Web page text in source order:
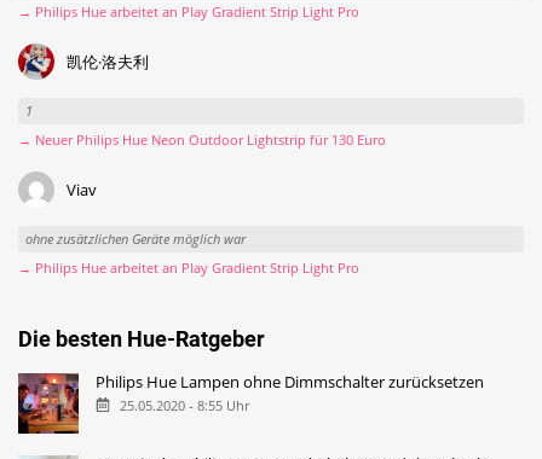
→ Philips Hue arbeitet an Play Gradient Strip Light Pro
凯伦·洛夫利
1
→ Neuer Philips Hue Neon Outdoor Lightstrip für 130 Euro
Viav
ohne zusätzlichen Geräte möglich war
→ Philips Hue arbeitet an Play Gradient Strip Light Pro
Die besten Hue-Ratgeber
Philips Hue Lampen ohne Dimmschalter zurücksetzen
25.05.2020 - 8:55 Uhr